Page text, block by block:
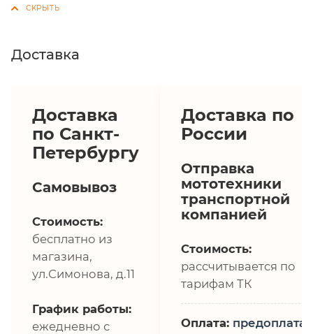
Доставка
Доставка
по Санкт-
Петербургу
Самовывоз
Стоимость:
бесплатно из
магазина,
ул.Симонова, д.11
График работы:
ежедневно с
Доставка по
России
Отправка
мототехники
транспортной
компанией
Стоимость:
рассчитывается по
тарифам ТК
Оплата: предоплата,